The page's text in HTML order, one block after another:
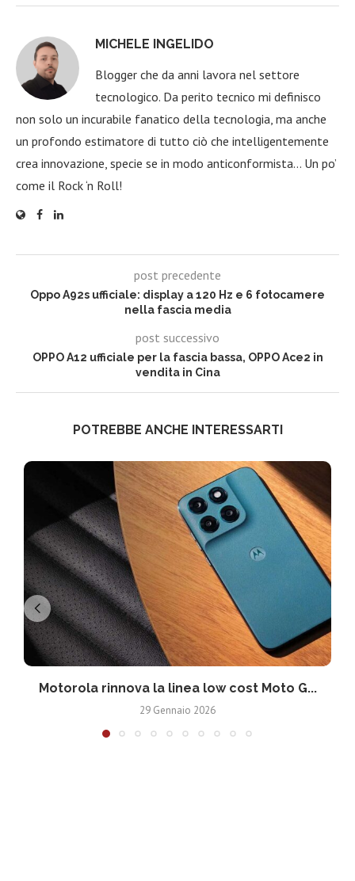
MICHELE INGELIDO
Blogger che da anni lavora nel settore
tecnologico. Da perito tecnico mi definisco
non solo un incurabile fanatico della tecnologia, ma anche
un profondo estimatore di tutto ciò che intelligentemente
crea innovazione, specie se in modo anticonformista… Un po’
come il Rock ‘n Roll!
post precedente
Oppo A92s ufficiale: display a 120 Hz e 6 fotocamere
nella fascia media
post successivo
OPPO A12 ufficiale per la fascia bassa, OPPO Ace2 in
vendita in Cina
POTREBBE ANCHE INTERESSARTI
Motorola rinnova la linea low cost Moto G...
29 Gennaio 2026